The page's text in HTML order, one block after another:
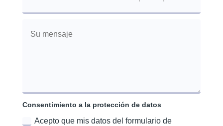
Consentimiento a la protección de datos
Acepto que mis datos del formulario de